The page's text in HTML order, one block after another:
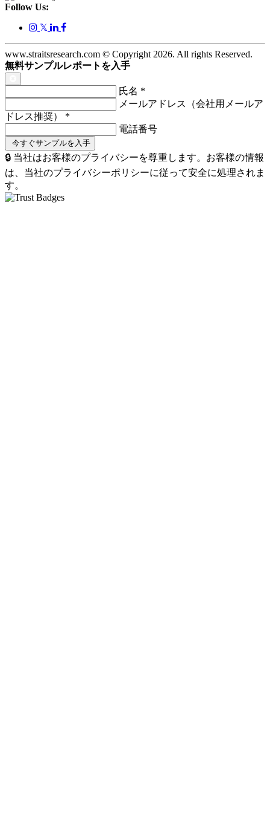
Follow Us:
𝕏
www.straitsresearch.com © Copyright 2026. All rights Reserved.
無料サンプルレポートを入手
氏名 *
メールアドレス（会社用メールア
ドレス推奨） *
電話番号
🔒 当社はお客様のプライバシーを尊重します。お客様の情報
は、当社のプライバシーポリシーに従って安全に処理されま
す。